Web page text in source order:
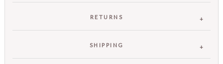
RETURNS
SHIPPING